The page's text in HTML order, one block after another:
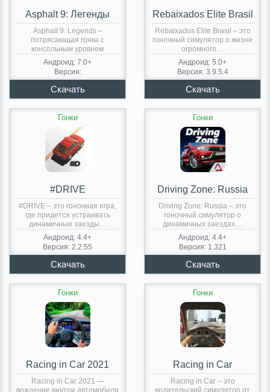
Asphalt 9: Легенды
Asphalt 9: Legends –
потрясающая гонка с
консольным уровнем
графики….
Андроид: 7.0+
Версия:
Rebaixados Elite Brasil
Rebaixados Elite Brasil – это
гоночный симулятор о жизни
огромного…
Андроид: 5.0+
Версия: 3.9.5.4
Гонки
#DRIVE
#DRIVE – это гоночная игра,
где придется устраивать
динамичные заезды…
Андроид: 4.4+
Версия: 2.2.55
Гонки
Driving Zone: Russia
Driving Zone: Russia – это
гоночный симулятор о
динамичных заездах…
Андроид: 4.4+
Версия: 1.321
Гонки
Racing in Car 2021
Racing in Car 2021 —
вождение внутри автомобиля
Гонки
Racing in Car
Racing in Car – это
водительский симулятор от